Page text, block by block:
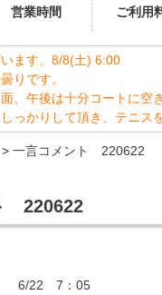
営業時間 ご利用
ます。8/8(土) 6:00
りです。
、午後は十分コートに空
っかりして頂き、テニス
> 一言コメント 220622
220622
。 6/22 7：05